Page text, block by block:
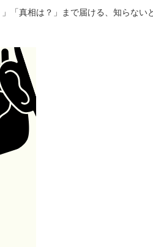
「真相は？」まで届ける、知らない